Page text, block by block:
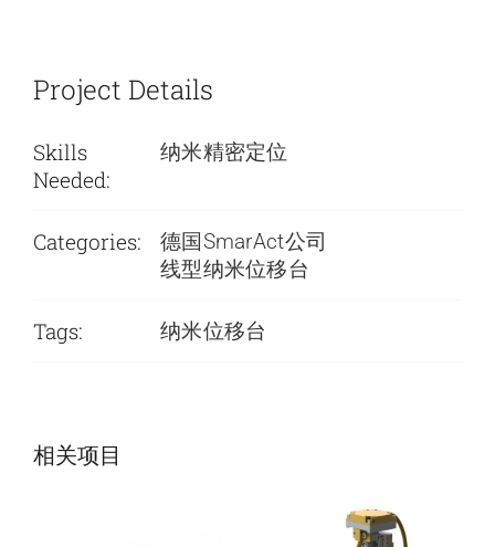
Project Details
Skills
Needed:
纳米精密定位
Categories:
德国SmarAct公司
线型纳米位移台
Tags: 纳米位移台
相关项目
SmarAct公司-低
温旋转台